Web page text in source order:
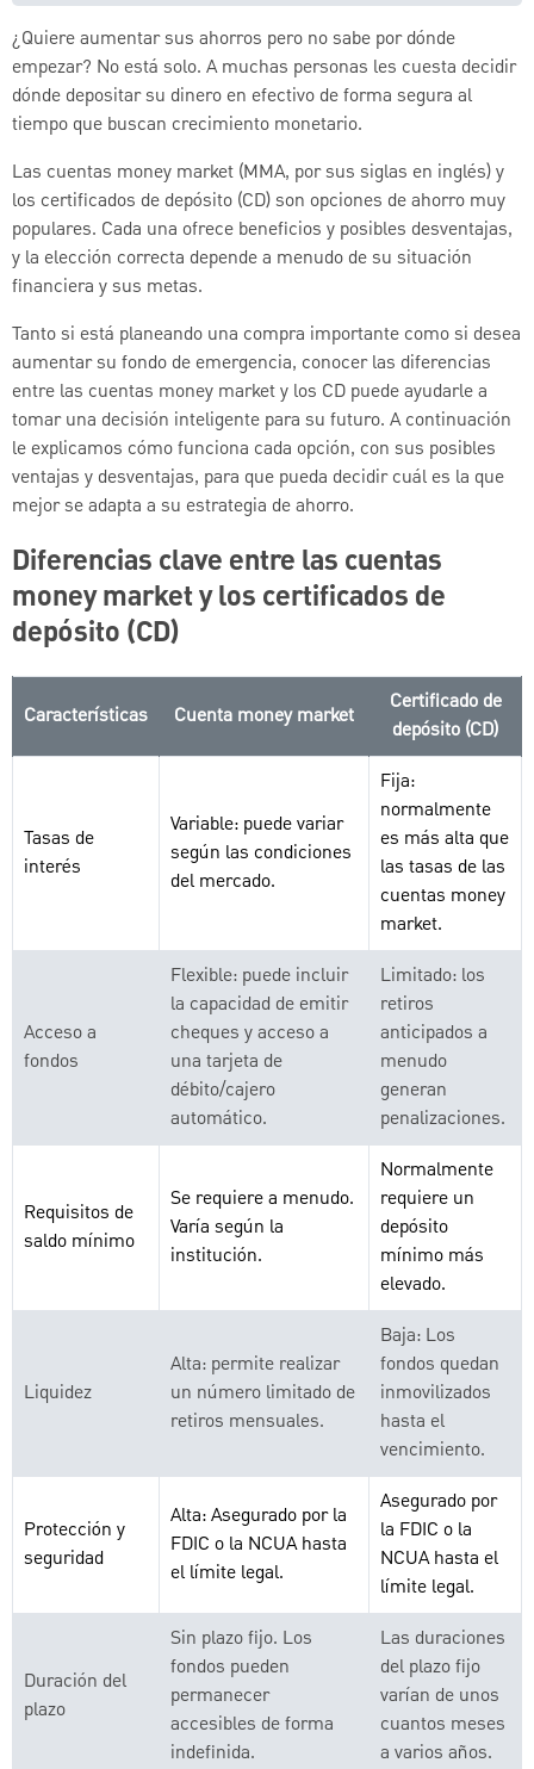
¿Quiere aumentar sus ahorros pero no sabe por dónde
empezar? No está solo. A muchas personas les cuesta decidir
dónde depositar su dinero en efectivo de forma segura al
tiempo que buscan crecimiento monetario.
Las cuentas money market (MMA, por sus siglas en inglés) y
los certificados de depósito (CD) son opciones de ahorro muy
populares. Cada una ofrece beneficios y posibles desventajas,
y la elección correcta depende a menudo de su situación
financiera y sus metas.
Tanto si está planeando una compra importante como si desea
aumentar su fondo de emergencia, conocer las diferencias
entre las cuentas money market y los CD puede ayudarle a
tomar una decisión inteligente para su futuro. A continuación
le explicamos cómo funciona cada opción, con sus posibles
ventajas y desventajas, para que pueda decidir cuál es la que
mejor se adapta a su estrategia de ahorro.
Diferencias clave entre las cuentas
money market y los certificados de
depósito (CD)
Características Cuenta money market
Certificado de
depósito (CD)
Tasas de
interés
Variable: puede variar
según las condiciones
del mercado.
Fija:
normalmente
es más alta que
las tasas de las
cuentas money
market.
Acceso a
fondos
Flexible: puede incluir
la capacidad de emitir
cheques y acceso a
una tarjeta de
débito/cajero
automático.
Limitado: los
retiros
anticipados a
menudo
generan
penalizaciones.
Requisitos de
saldo mínimo
Se requiere a menudo.
Varía según la
institución.
Normalmente
requiere un
depósito
mínimo más
elevado.
Liquidez
Alta: permite realizar
un número limitado de
retiros mensuales.
Baja: Los
fondos quedan
inmovilizados
hasta el
vencimiento.
Protección y
seguridad
Alta: Asegurado por la
FDIC o la NCUA hasta
el límite legal.
Asegurado por
la FDIC o la
NCUA hasta el
límite legal.
Duración del
plazo
Sin plazo fijo. Los
fondos pueden
permanecer
accesibles de forma
indefinida.
Las duraciones
del plazo fijo
varían de unos
cuantos meses
a varios años.